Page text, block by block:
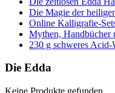
Die Magie der
Online
Mythen, Handbücher
230 g schweres
Die Edda